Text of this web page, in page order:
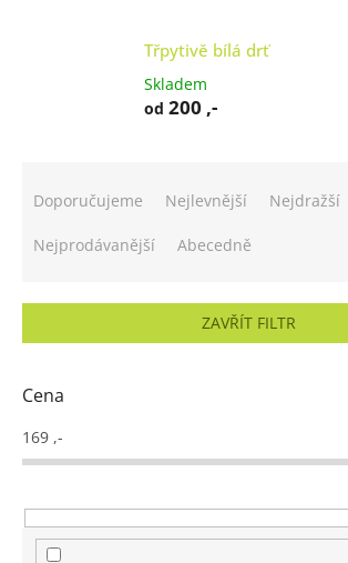
Třpytivě bílá drť
Skladem
od 200 ,-
r
d
k
t
Doporučujeme Nejlevnější Nejdražší
Nejprodávanější Abecedně
ZAVŘÍT FILTR
Cena
169 ,-